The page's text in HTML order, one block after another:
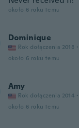
około 6 roku temu
Dominique
Rok dołączenia 2018 ·
około 6 roku temu
Amy
Rok dołączenia 2014 ·
około 6 roku temu